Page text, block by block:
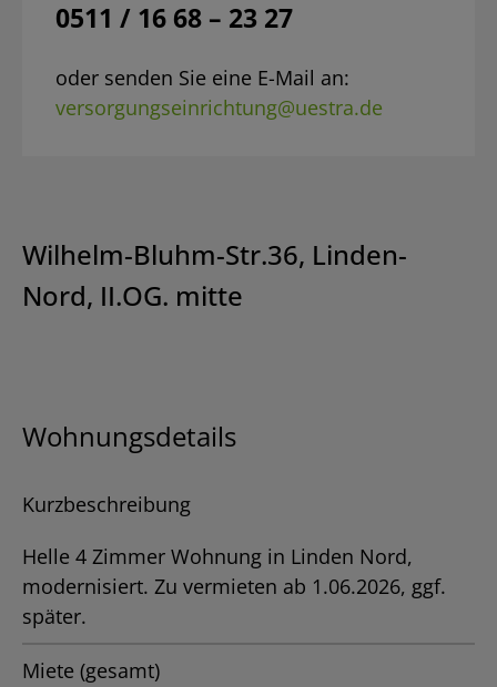
Wilhelm-Bluhm-Str.36, Linden-
Nord, II.OG. mitte
Wohnungsdetails
Kurzbeschreibung
Helle 4 Zimmer Wohnung in Linden Nord,
modernisiert. Zu vermieten ab 1.06.2026, ggf.
später.
Miete (gesamt)
0511 / 16 68 – 23 27
oder senden Sie eine E-Mail an:
versorgungseinrichtung@uestra.de